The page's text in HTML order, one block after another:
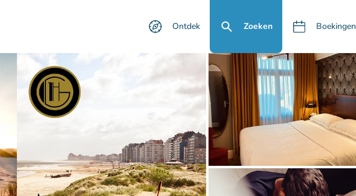
Ontdek Zoeken Boekingen